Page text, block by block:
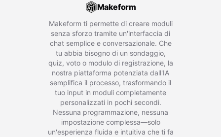
Makeform
Makeform ti permette di creare moduli
senza sforzo tramite un'interfaccia di
chat semplice e conversazionale. Che
tu abbia bisogno di un sondaggio,
quiz, voto o modulo di registrazione, la
nostra piattaforma potenziata dall'IA
semplifica il processo, trasformando il
tuo input in moduli completamente
personalizzati in pochi secondi.
Nessuna programmazione, nessuna
impostazione complessa—solo
un'esperienza fluida e intuitiva che ti fa